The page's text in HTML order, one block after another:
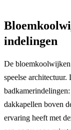
indelingen
De
speelse architectuur.
dakkapellen boven
ervaring heeft met